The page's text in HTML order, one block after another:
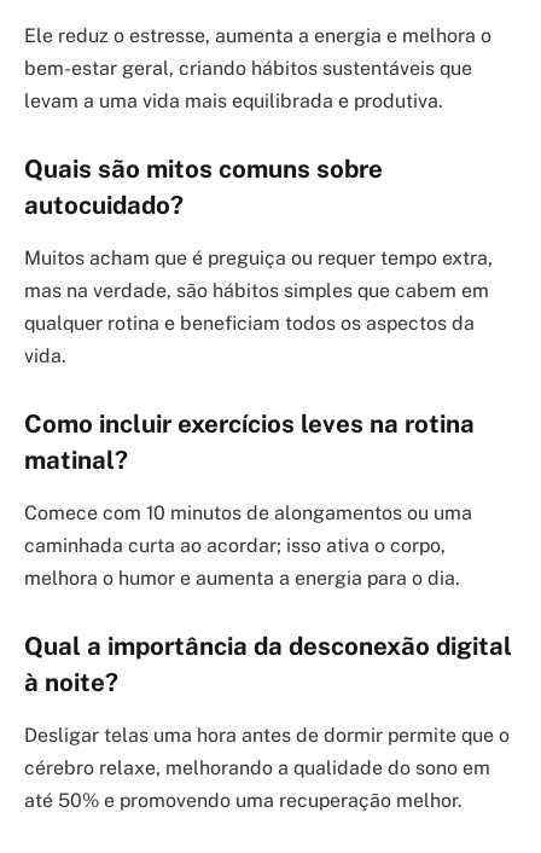
Ele reduz o estresse, aumenta a energia e melhora o
bem-estar geral, criando hábitos sustentáveis que
levam a uma vida mais equilibrada e produtiva.
Quais são mitos comuns sobre
autocuidado?
Muitos acham que é preguiça ou requer tempo extra,
mas na verdade, são hábitos simples que cabem em
qualquer rotina e beneficiam todos os aspectos da
vida.
Como incluir exercícios leves na rotina
matinal?
Comece com 10 minutos de alongamentos ou uma
caminhada curta ao acordar; isso ativa o corpo,
melhora o humor e aumenta a energia para o dia.
Qual a importância da desconexão digital
à noite?
Desligar telas uma hora antes de dormir permite que o
cérebro relaxe, melhorando a qualidade do sono em
até 50% e promovendo uma recuperação melhor.